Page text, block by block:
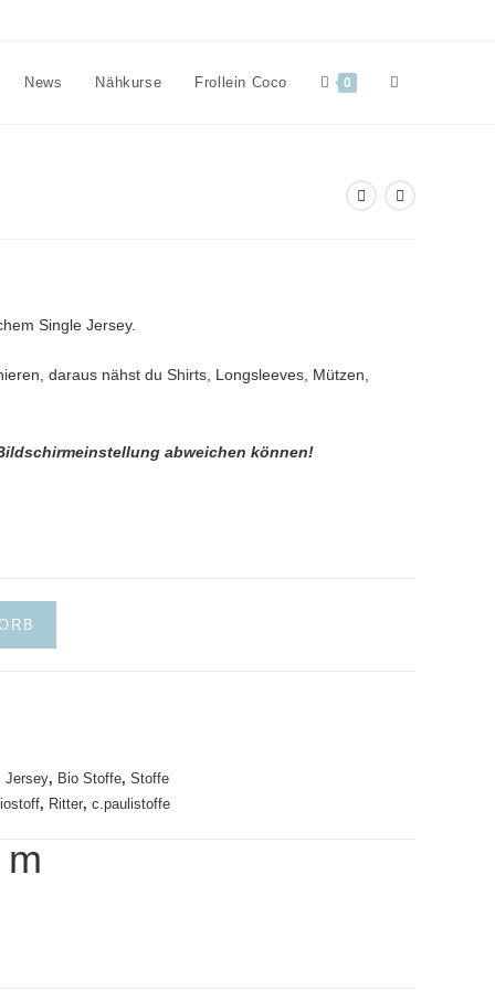
News Nähkurse Frollein Coco 0 Website-
Single Jersey.
daraus nähst du Shirts, Longsleeves, Mützen,
abweichen können!
Jersey, Bio Stoffe, Stoffe
, Ritter, c.paulistoffe
m